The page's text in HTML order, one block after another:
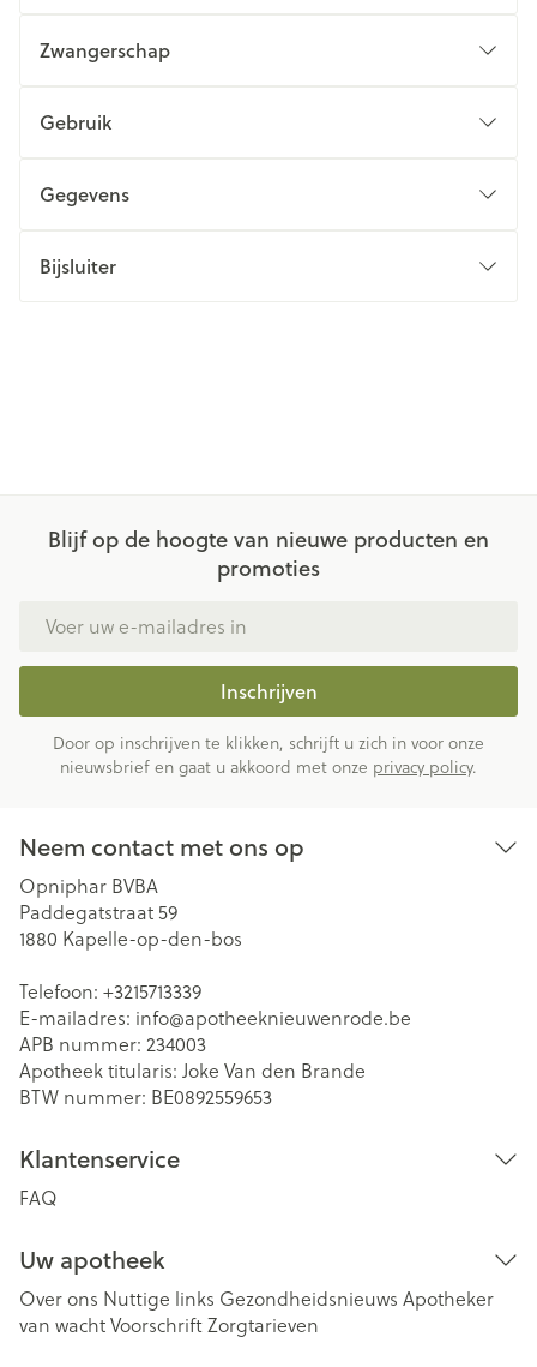
Zwangerschap
Gebruik
Gegevens
Bijsluiter
Blijf op de hoogte van nieuwe producten en
promoties
Inschrijven
Door op inschrijven te klikken, schrijft u zich in voor onze
nieuwsbrief en gaat u akkoord met onze privacy policy.
Neem contact met ons op
Opniphar BVBA
Paddegatstraat 59
1880 Kapelle-op-den-bos
Telefoon: +3215713339
E-mailadres: info@apotheeknieuwenrode.be
APB nummer: 234003
Apotheek titularis: Joke Van den Brande
BTW nummer: BE0892559653
Klantenservice
FAQ
Uw apotheek
Over ons Nuttige links Gezondheidsnieuws Apotheker
van wachtVoorschriftZorgtarieven